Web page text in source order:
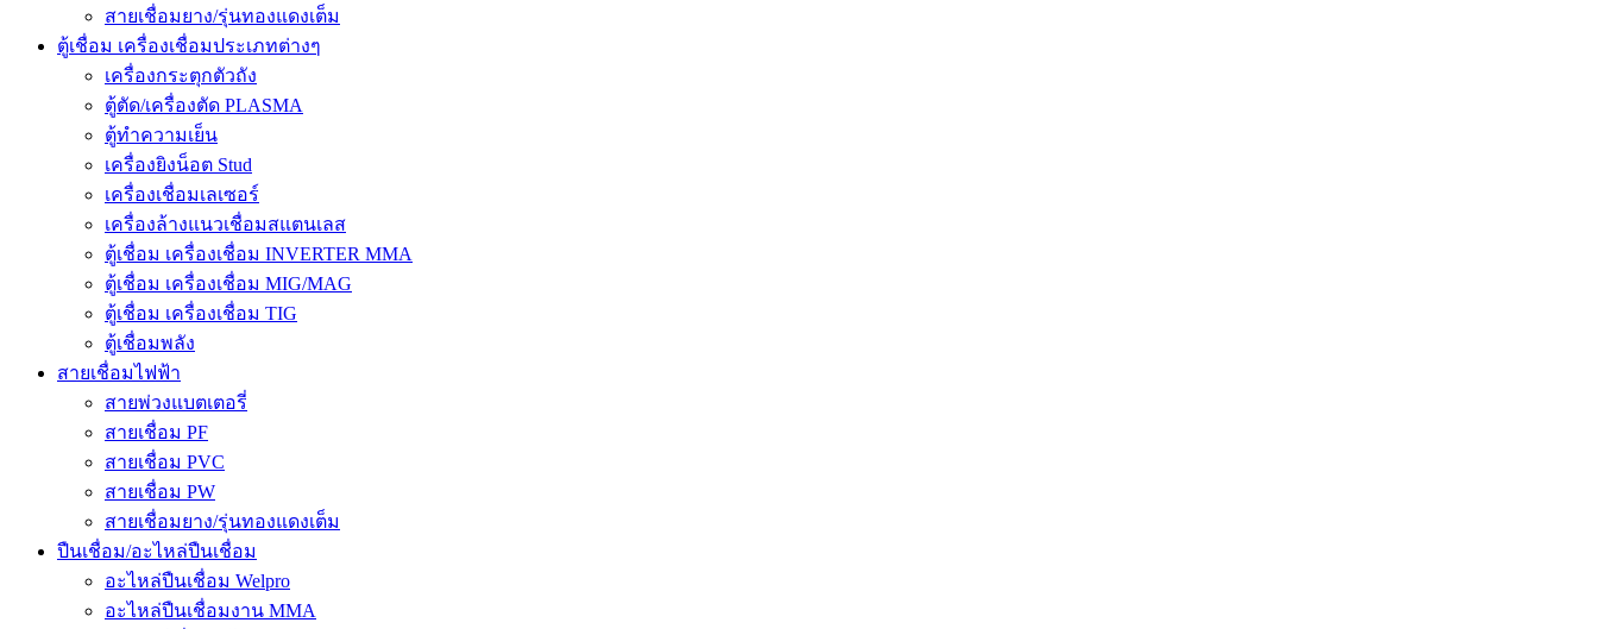
สายเชื่อมยาง/รุ่นทองแดงเต็ม
ตู้เชื่อม เครื่องเชื่อมประเภทต่างๆ
เครื่องกระตุกตัวถัง
ตู้ตัด/เครื่องตัด PLASMA
ตู้ทำความเย็น
เครื่องยิงน็อต Stud
เครื่องเชื่อมเลเซอร์
เครื่องล้างแนวเชื่อมสแตนเลส
ตู้เชื่อม เครื่องเชื่อม INVERTER MMA
ตู้เชื่อม เครื่องเชื่อม MIG/MAG
ตู้เชื่อม เครื่องเชื่อม TIG
ตู้เชื่อมพลัง
สายเชื่อมไฟฟ้า
สายพ่วงแบตเตอรี่
สายเชื่อม PF
สายเชื่อม PVC
สายเชื่อม PW
สายเชื่อมยาง/รุ่นทองแดงเต็ม
ปืนเชื่อม/อะไหล่ปืนเชื่อม
อะไหล่ปืนเชื่อม Welpro
อะไหล่ปืนเชื่อมงาน MMA